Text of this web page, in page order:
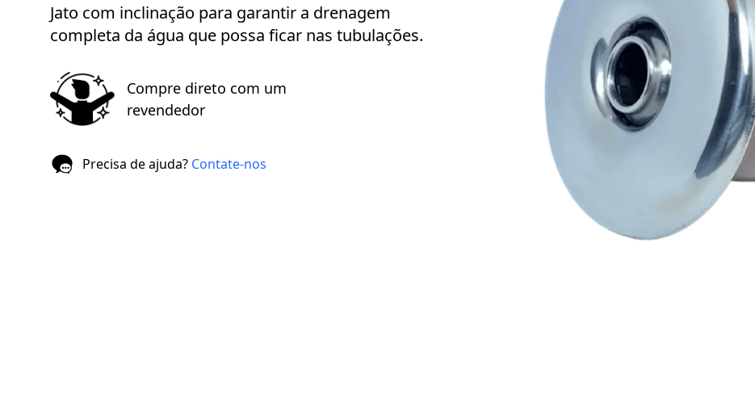
Jato com inclinação para garantir a drenagem
completa da água que possa ficar nas tubulações.
Compre direto com um
revendedor
Precisa de ajuda? Contate-nos